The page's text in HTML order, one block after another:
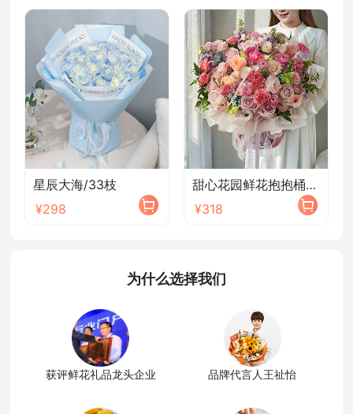
星辰大海/33枝
¥298
甜心花园鲜花抱抱桶/2026新款
¥318
为什么选择我们
获评鲜花礼品龙头企业 品牌代言人王祉怡